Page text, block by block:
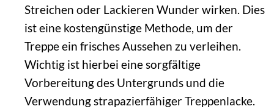
Streichen oder Lackieren Wunder wirken. Dies
ist eine kostengünstige Methode, um der
Treppe ein frisches Aussehen zu verleihen.
Wichtig ist hierbei eine sorgfältige
Vorbereitung des Untergrunds und die
Verwendung strapazierfähiger Treppenlacke.